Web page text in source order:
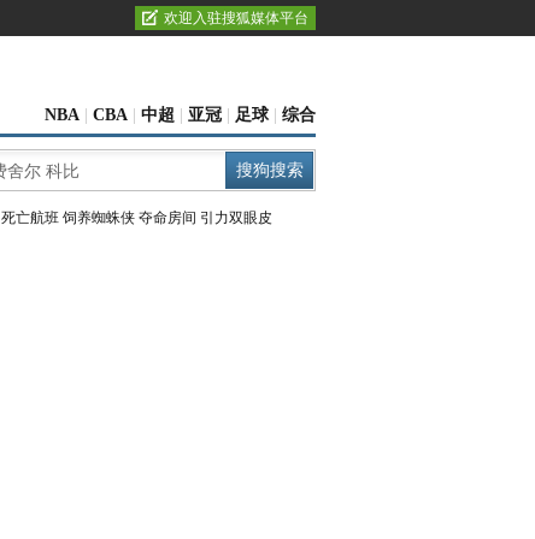
欢迎入驻搜狐媒体平台
NBA CBA 中超 亚冠 足球 综合
死亡航班 饲养蜘蛛侠 夺命房间 引力双眼皮